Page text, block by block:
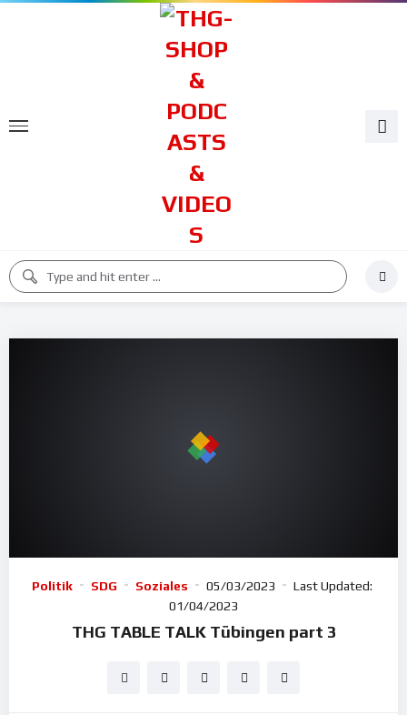
Politik SDG Soziales 05/03/2023
Last Updated:
01/04/2023
THG TABLE TALK Tübingen part 3